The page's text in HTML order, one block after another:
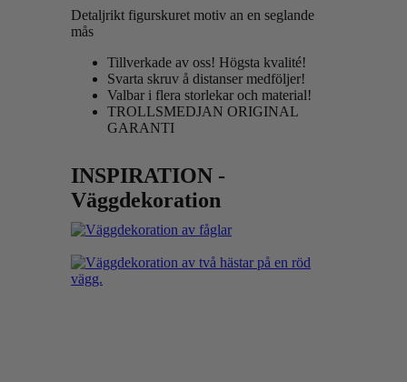
Detaljrikt figurskuret motiv an en seglande
mås
Tillverkade av oss! Högsta kvalité!
Svarta skruv å distanser medföljer!
Valbar i flera storlekar och material!
TROLLSMEDJAN ORIGINAL
GARANTI
INSPIRATION -
Väggdekoration